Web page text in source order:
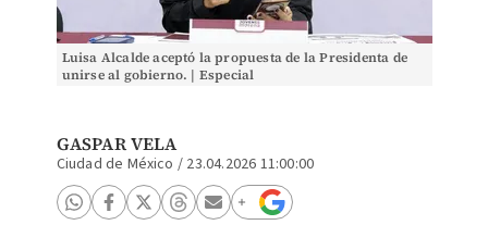
Luisa Alcalde aceptó la propuesta de la Presidenta de
unirse al gobierno. | Especial
GASPAR VELA
Ciudad de México / 23.04.2026 11:00:00